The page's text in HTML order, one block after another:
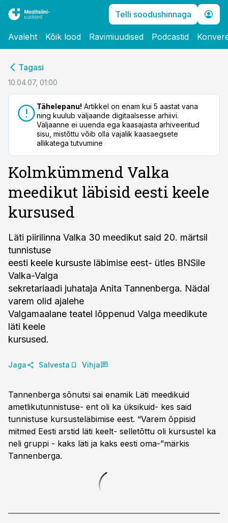
Telli soodushinnaga
Avaleht Kõik lood Ravimiuudised Podcastid
Tagasi
10.04.07, 01:00
Tähelepanu! Artikkel on enam kui 5 aastat vana
ning kuulub väljaande digitaalsesse arhiivi.
Väljaanne ei uuenda ega kaasajasta arhiveeritud
sisu, mistõttu võib olla vajalik kaasaegsete
allikatega tutvumine
Kolmkümmend Valka
meedikut läbisid eesti keele
kursused
Läti piirilinna Valka 30 meedikut said 20. märtsil
tunnistuse
eesti keele kursuste läbimise eest- ütles BNSile
Valka-Valga
sekretariaadi juhataja Anita Tannenberga. Nädal
varem olid ajalehe
Valgamaalane teatel lõppenud Valga meedikute
läti keele
kursused.
Jaga Salvesta Vihja
Tannenberga sõnutsi sai enamik Läti meedikuid
ametlikutunnistuse- ent oli ka üksikuid- kes said
tunnistuse kursusteläbimise eest. “Varem õppisid
mitmed Eesti arstid läti keelt- selletõttu oli kursustel ka
neli gruppi - kaks läti ja kaks eesti oma-”märkis
Tannenberga.